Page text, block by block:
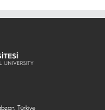
Türkiye